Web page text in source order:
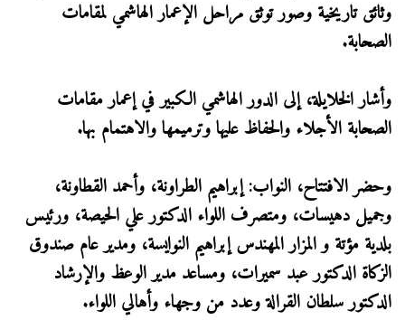
وثائق تاريخية وصور توثق مراحل الإعمار الهاشمي لمقامات
الصحابة.
وأشار الخلايلة، إلى الدور الهاشمي الكبير في إعمار مقامات
الصحابة الأجلاء والحفاظ عليها وترميمها والاهتمام بها.
وحضر الافتتاح، النواب: إبراهيم الطراونة، وأحمد القطاونة،
وجميل دهيسات، ومتصرف اللواء الدكتور علي الحيصة، ورئيس
بلدية مؤتة و المزار المهندس إبراهيم النوايسة، ومدير عام صندوق
الزكاة الدكتور عبد سميرات، ومساعد مدير الوعظ والإرشاد
الدكتور سلطان القرالة وعدد من وجهاء وأهالي اللواء.